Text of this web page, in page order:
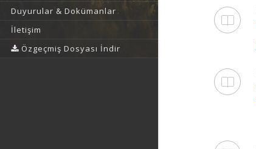
Duyurular & Dokümanlar
İletişim
Özgeçmiş Dosyası İndir